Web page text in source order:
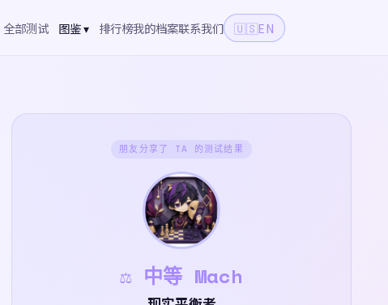
全部测试 图鉴 ▾ 排行榜我的档案联系我们 🇺🇸EN
朋友分享了 TA 的测试结果
⚖️ 中等 Mach